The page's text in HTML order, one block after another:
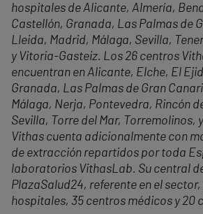
hospitales de Alicante, Almería,
Castellón, Granada, Las Palmas de
Lleida, Madrid, Málaga, Sevilla,
y Vitoria-Gasteiz. Los 26 centros
encuentran en Alicante, Elche, El
Granada, Las Palmas de Gran
Málaga, Nerja, Pontevedra, Rincón
Sevilla, Torre del Mar, Torremolinos,
Vithas cuenta adicionalmente con
de extracción repartidos por toda
laboratorios VithasLab. Su central
PlazaSalud24, referente en el
hospitales, 35 centros médicos y 20